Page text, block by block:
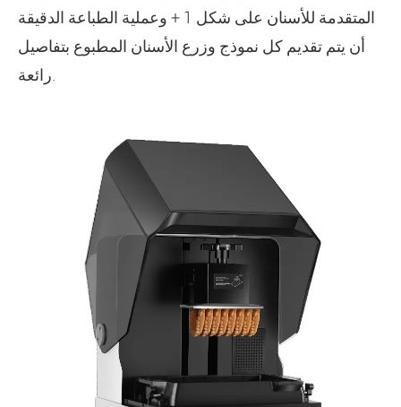
المتقدمة للأسنان على شكل 1 + وعملية الطباعة الدقيقة
أن يتم تقديم كل نموذج وزرع الأسنان المطبوع بتفاصيل
رائعة.